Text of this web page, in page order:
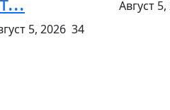
5, 2026 34
Август